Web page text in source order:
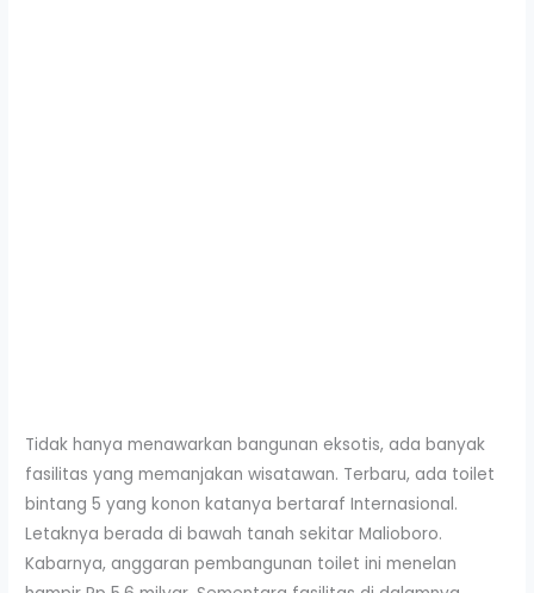
Tidak hanya menawarkan bangunan eksotis, ada banyak
fasilitas yang memanjakan wisatawan. Terbaru, ada toilet
bintang 5 yang konon katanya bertaraf Internasional.
Letaknya berada di bawah tanah sekitar Malioboro.
Kabarnya, anggaran pembangunan toilet ini menelan